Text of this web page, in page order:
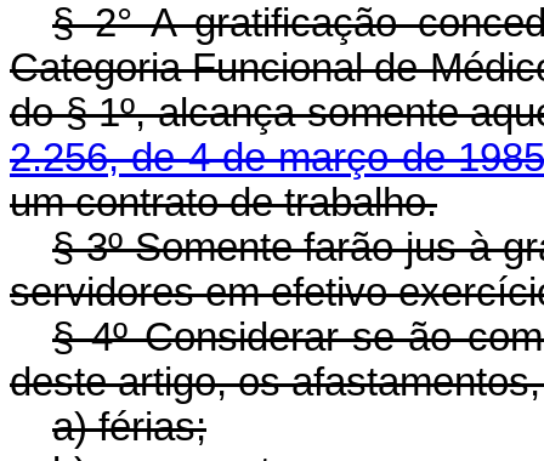
§ 2° A gratificação
Categoria Funcional de
do § 1º, alcança somente
2.256, de 4 de março de 1985
um contrato de trabalho.
§ 3º Somente farão jus à
servidores em efetivo
§ 4º Considerar-se-ão
deste artigo, os
a) férias;